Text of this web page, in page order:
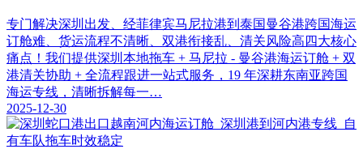
专门解决深圳出发、经菲律宾马尼拉港到泰国曼谷港跨国海运
订舱难、货运流程不清晰、双港衔接乱、清关风险高四大核心
痛点！我们提供深圳本地拖车 + 马尼拉 - 曼谷港海运订舱 + 双
港清关协助 + 全流程跟进一站式服务，19 年深耕东南亚跨国
海运专线，清晰拆解每一…
2025-12-30